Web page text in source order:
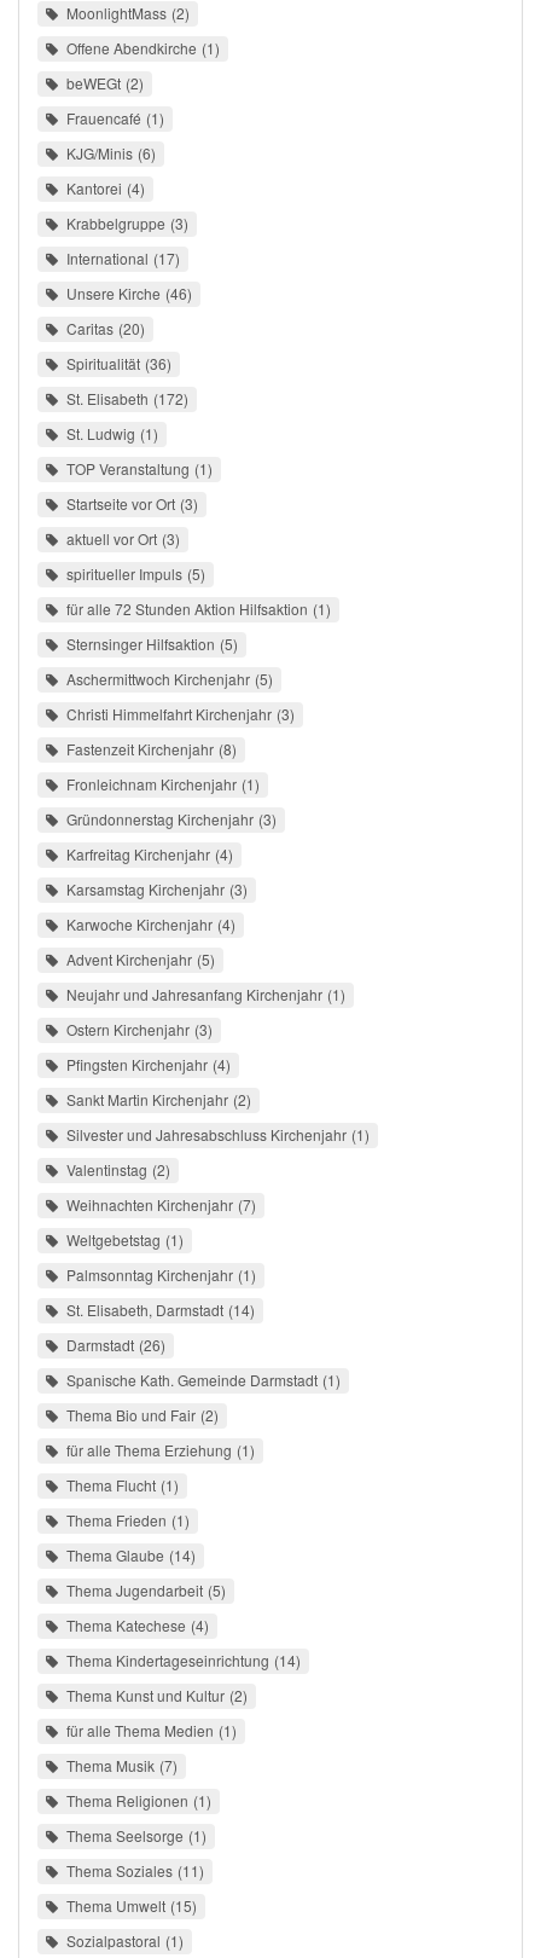
MoonlightMass 2
Offene Abendkirche 1
beWEGt 2
Frauencafé 1
KJG/Minis 6
Kantorei 4
Krabbelgruppe 3
International 17
Unsere Kirche 46
Caritas 20
Spiritualität 36
St. Elisabeth 172
St. Ludwig 1
TOP Veranstaltung 1
Startseite vor Ort 3
aktuell vor Ort 3
spiritueller Impuls 5
für alle 72 Stunden Aktion Hilfsaktion 1
Sternsinger Hilfsaktion 5
Aschermittwoch Kirchenjahr 5
Christi Himmelfahrt Kirchenjahr 3
Fastenzeit Kirchenjahr 8
Fronleichnam Kirchenjahr 1
Gründonnerstag Kirchenjahr 3
Karfreitag Kirchenjahr 4
Karsamstag Kirchenjahr 3
Karwoche Kirchenjahr 4
Advent Kirchenjahr 5
Neujahr und Jahresanfang Kirchenjahr 1
Ostern Kirchenjahr 3
Pfingsten Kirchenjahr 4
Sankt Martin Kirchenjahr 2
Silvester und Jahresabschluss Kirchenjahr 1
Valentinstag 2
Weihnachten Kirchenjahr 7
Weltgebetstag 1
Palmsonntag Kirchenjahr 1
St. Elisabeth, Darmstadt 14
Darmstadt 26
Spanische Kath. Gemeinde Darmstadt 1
Thema Bio und Fair 2
für alle Thema Erziehung 1
Thema Flucht 1
Thema Frieden 1
Thema Glaube 14
Thema Jugendarbeit 5
Thema Katechese 4
Thema Kindertageseinrichtung 14
Thema Kunst und Kultur 2
für alle Thema Medien 1
Thema Musik 7
Thema Religionen 1
Thema Seelsorge 1
Thema Soziales 11
Thema Umwelt 15
Sozialpastoral 1